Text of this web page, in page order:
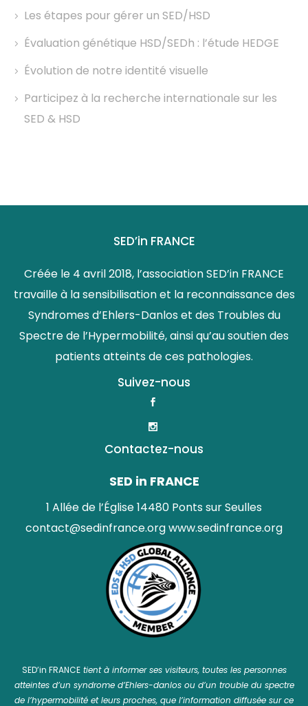
Les étapes pour gérer un SED/HSD
Évaluation génétique HSD/SEDh : l’étude HEDGE
Évolution de notre identité visuelle
Participez à la recherche internationale sur les
SED & HSD
SED’in FRANCE
Créée le 4 avril 2018, l’association SED’in FRANCE
travaille à la sensibilisation et la reconnaissance des
Syndromes d’Ehlers-Danlos et des Troubles du
Spectre de l’Hypermobilité, ainsi qu’au soutien des
patients atteints de ces pathologies.
Suivez-nous
Contactez-nous
SED in FRANCE
1 Allée de l’Église 14480 Ponts sur Seulles
contact@sedinfrance.orgwww.sedinfrance.org
SED’in FRANCEtient à informer ses visiteurs, toutes les personnes
atteintes d’un syndrome d’Ehlers-danlos ou d’un trouble du spectre
de l’hypermobilité et leurs proches, que l’information diffusée sur ce